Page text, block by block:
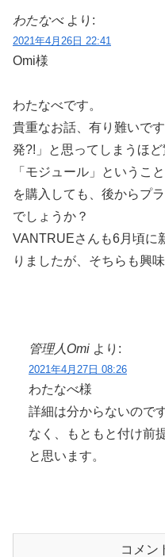
わたなべ より:
2021年4月26日 22:41
Omi様
わたなべです。
貴重なお話、有り難いで
発?!」と思ってしまうほど
「モジュール」というこ
を購入しても、後からプ
でしょうか？
VANTRUEさんも6月頃に
りましたが、そちらも興味
管理人Omi より:
2021年4月27日 08:26
わたなべ様
詳細は分からないので
なく、もともと付け前
と思います。
コメン